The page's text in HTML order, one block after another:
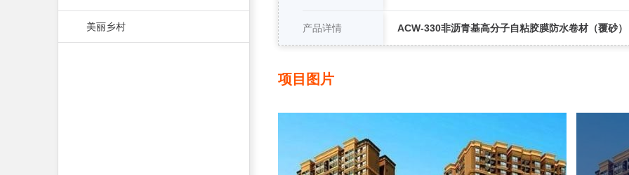
美丽乡村 产品详情 ACW-330非沥青基高分子自粘胶膜防水卷材（覆砂
项目图片